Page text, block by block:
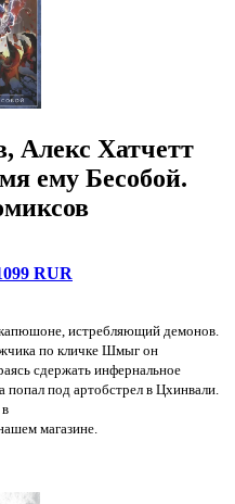
Алекс Хатчетт
ему Бесобой.
RUR
истребляющий демонов.
по кличке Шмыг он
сдержать инфернальное
под артобстрел в Цхинвали.
магазине.